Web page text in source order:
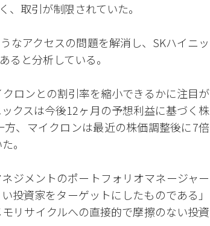
、取引が制限されていた。
なアクセスの問題を解消し、SKハイニッ
ると分析している。
ロンとの割引率を縮小できるかに注目が
クスは今後12ヶ月の予想利益に基づく株
、マイクロンは最近の株価調整後に7倍
。
ジメントのポートフォリオマネージャー
投資家をターゲットにしたものである」
リサイクルへの直接的で摩擦のない投資